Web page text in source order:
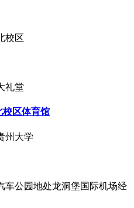
校区
礼堂
校区体育馆
州大学
车公园地处龙洞堡国际机场经